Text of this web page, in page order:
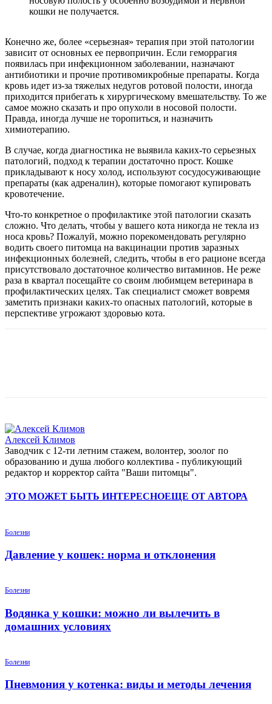
кошки не получается.
Конечно же, более «серьезная» терапия при этой патологии
зависит от основных ее первопричин. Если геморрагия
появилась при инфекционном заболевании, назначают
антибиотики и прочие противомикробные препараты. Когда
кровь идет из-за тяжелых недугов ротовой полости, иногда
приходится прибегать к хирургическому вмешательству. То же
самое можно сказать и про опухоли в носовой полости.
Правда, иногда лучше не торопиться, и назначить
химиотерапию.
В случае, когда диагностика не выявила каких-то серьезных
патологий, подход к терапии достаточно прост. Кошке
прикладывают к носу холод, используют сосудосуживающие
препараты (как адреналин), которые помогают купировать
кровотечение.
Что-то конкретное о профилактике этой патологии сказать
сложно. Что делать, чтобы у вашего кота никогда не текла из
носа кровь? Пожалуй, можно порекомендовать регулярно
водить своего питомца на вакцинации против заразных
инфекционных болезней, следить, чтобы в его рационе всегда
присутствовало достаточное количество витаминов. Не реже
раза в квартал посещайте со своим любимцем ветеринара в
профилактических целях. Так специалист сможет вовремя
заметить признаки каких-то опасных патологий, которые в
перспективе угрожают здоровью кота.
Алексей Климов
Заводчик c 12-ти летним стажем, волонтер, зоолог по
образованию и душа любого коллектива - публикующий
редактор и корректор сайта "Ваши питомцы".
ЭТО МОЖЕТ БЫТЬ ИНТЕРЕСНОЕЩЕ ОТ АВТОРА
Болезни
Давление у кошек: норма и отклонения
Болезни
Водянка у кошки: можно ли вылечить в
домашних условиях
Болезни
Пневмония у котенка: виды и методы лечения